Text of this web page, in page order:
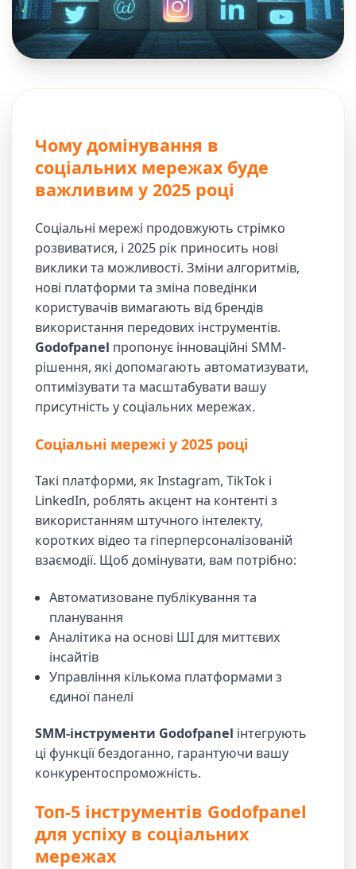
Чому домінування в
соціальних мережах буде
важливим у 2025 році
Соціальні мережі продовжують стрімко
розвиватися, і 2025 рік приносить нові
виклики та можливості. Зміни алгоритмів,
нові платформи та зміна поведінки
користувачів вимагають від брендів
використання передових інструментів.
Godofpanel пропонує інноваційні SMM-
рішення, які допомагають автоматизувати,
оптимізувати та масштабувати вашу
присутність у соціальних мережах.
Соціальні мережі у 2025 році
Такі платформи, як Instagram, TikTok і
LinkedIn, роблять акцент на контенті з
використанням штучного інтелекту,
коротких відео та гіперперсоналізованій
взаємодії. Щоб домінувати, вам потрібно:
Автоматизоване публікування та
планування
Аналітика на основі ШІ для миттєвих
інсайтів
Управління кількома платформами з
єдиної панелі
SMM-інструменти Godofpanel інтегрують
ці функції бездоганно, гарантуючи вашу
конкурентоспроможність.
Топ-5 інструментів Godofpanel
для успіху в соціальних
мережах